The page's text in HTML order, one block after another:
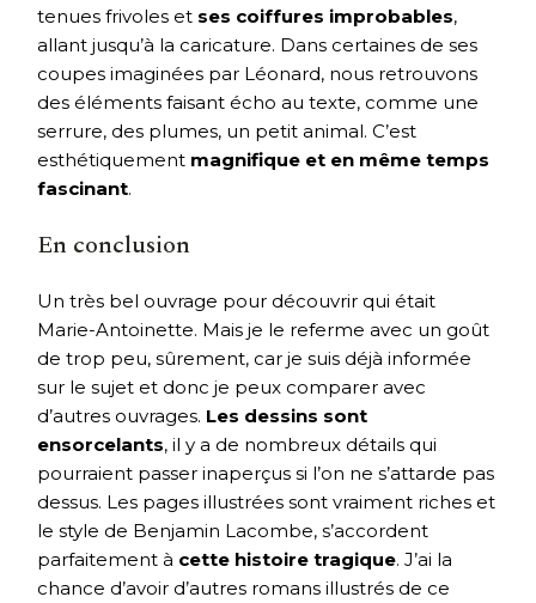
tenues frivoles et ses coiffures improbables,
allant jusqu’à la caricature. Dans certaines de ses
coupes imaginées par Léonard, nous retrouvons
des éléments faisant écho au texte, comme une
serrure, des plumes, un petit animal. C’est
esthétiquement magnifique et en même temps
fascinant.
En conclusion
Un très bel ouvrage pour découvrir qui était
Marie-Antoinette. Mais je le referme avec un goût
de trop peu, sûrement, car je suis déjà informée
sur le sujet et donc je peux comparer avec
d’autres ouvrages. Les dessins sont
ensorcelants, il y a de nombreux détails qui
pourraient passer inaperçus si l’on ne s’attarde pas
dessus. Les pages illustrées sont vraiment riches et
le style de Benjamin Lacombe, s’accordent
parfaitement à cette histoire tragique. J’ai la
chance d’avoir d’autres romans illustrés de ce